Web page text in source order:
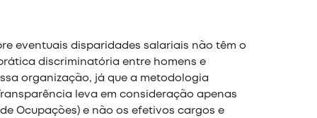
eventuais disparidades salariais não têm o
discriminatória entre homens e
organização, já que a metodologia
leva em consideração apenas
Ocupações) e não os efetivos cargos e